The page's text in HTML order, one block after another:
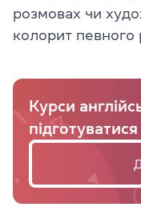
розмовах чи
колорит певного
Курси